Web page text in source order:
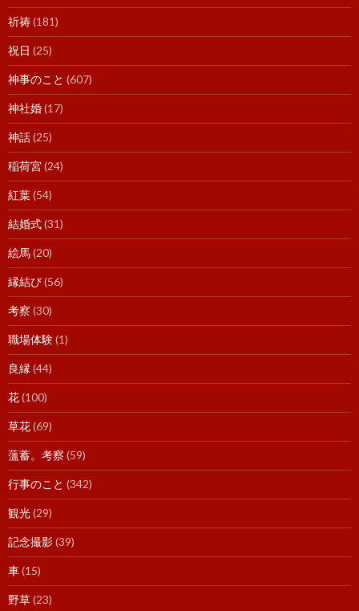
祈祷(181)
祝日 (25)
神事のこと (607)
神社婚(17)
神話(25)
稲荷宮(24)
紅葉(54)
結婚式(31)
絵馬(20)
縁結び(56)
考察 (30)
職場体験(1)
良縁 (44)
花(100)
草花(69)
薀蓄。考察 (59)
行事のこと (342)
観光(29)
記念撮影(39)
車(15)
野草(23)